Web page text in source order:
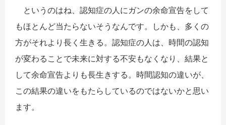
というのはね、認知症の人にガンの余命宣告をして
もほとんど当たらないそうなんです。しかも、多くの
方がそれより長く生きる。認知症の人は、時間の認知
が変わることで未来に対する不安もなくなり、結果と
して余命宣告よりも長生きする。時間認知の違いが、
この結果の違いをもたらしているのではないかと思い
ます。